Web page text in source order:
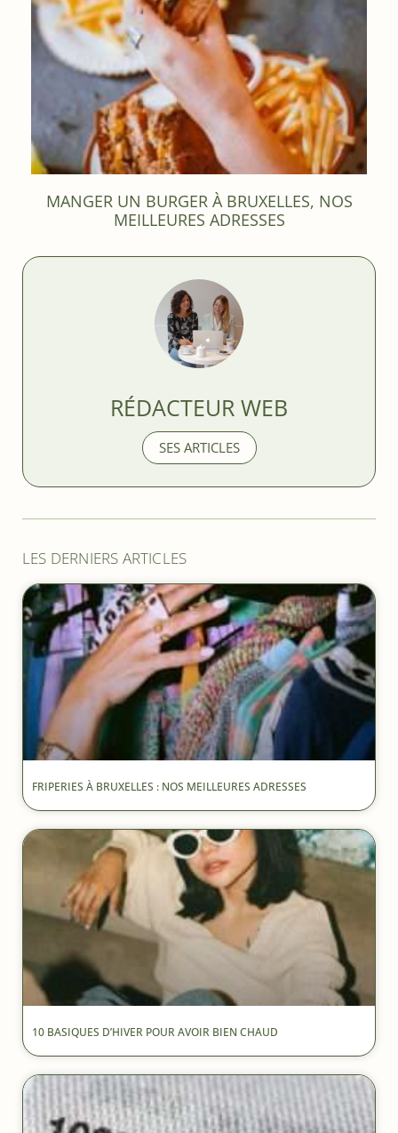
MANGER UN BURGER À BRUXELLES, NOS
MEILLEURES ADRESSES
RÉDACTEUR WEB
SES ARTICLES
LES DERNIERS ARTICLES
FRIPERIES À BRUXELLES : NOS MEILLEURES ADRESSES
10 BASIQUES D’HIVER POUR AVOIR BIEN CHAUD